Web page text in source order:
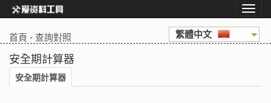
首頁 -查詢對照 繁體中文
安全期計算器
安全期計算器